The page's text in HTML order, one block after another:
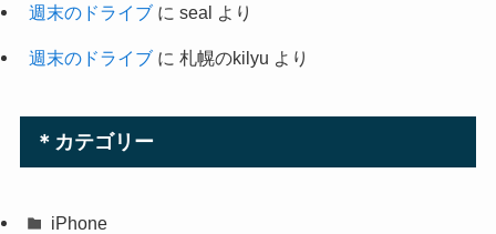
週末のドライブに seal より
週末のドライブに 札幌のkilyu より
＊カテゴリー
iPhone